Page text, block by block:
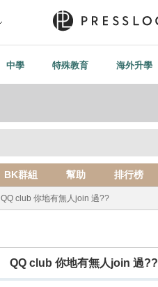
中學 特殊教育 海外升學
BK群組 幫助 排行榜
QQ club 你地有無人join 過??
QQ club 你地有無人join 過??